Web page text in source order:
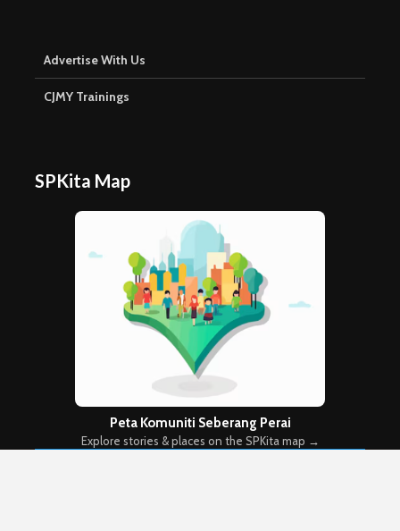
Advertise With Us
CJMY Trainings
SPKita Map
Peta Komuniti Seberang Perai
Explore stories & places on the SPKita map →